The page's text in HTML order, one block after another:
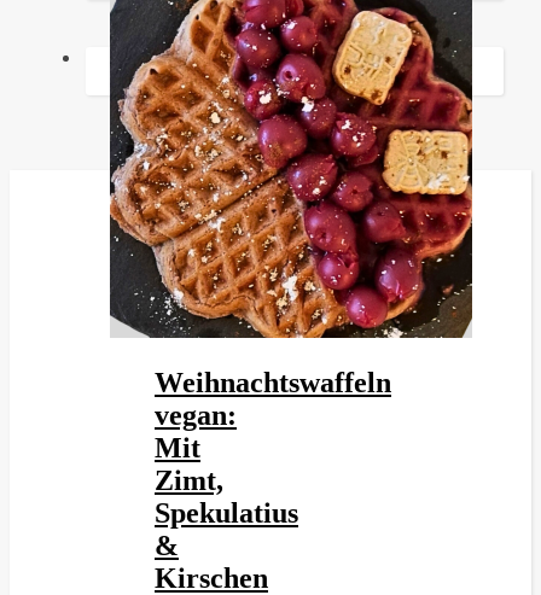
Weihnachtswaffeln
vegan:
Mit
Zimt,
Spekulatius
&
Kirschen